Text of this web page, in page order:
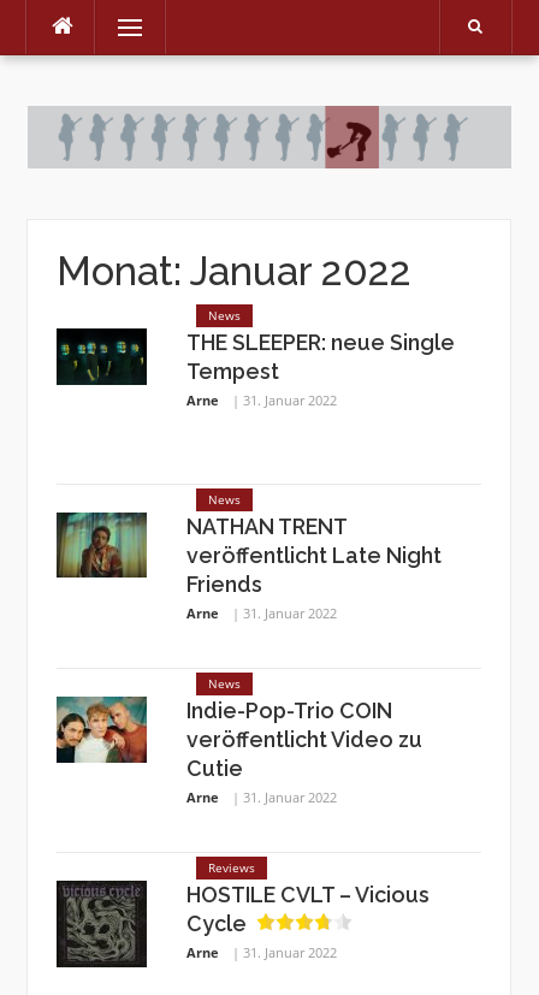
Skip
Menu
Monat: Januar 2022
News
THE SLEEPER: neue Single
Tempest
Arne 31. Januar 2022
News
NATHAN TRENT
veröffentlicht Late Night
Friends
Arne 31. Januar 2022
News
Indie-Pop-Trio COIN
veröffentlicht Video zu
Cutie
Arne 31. Januar 2022
Reviews
HOSTILE CVLT – Vicious
Cycle
Arne 31. Januar 2022